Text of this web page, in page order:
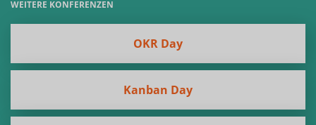
WEITERE KONFERENZEN
OKR Day
Kanban Day